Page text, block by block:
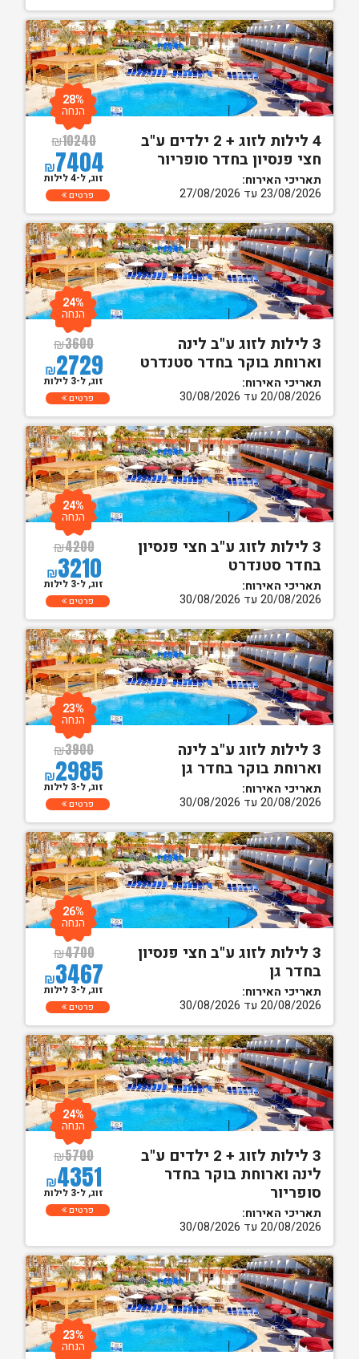
4 לילות לזוג + 2 ילדים ע"ב
חצי פנסיון בחדר סופריור
תאריכי האירוח:
23/08/2026 עד 27/08/2026
₪10240
₪7404
28%
הנחה
זוג, ל-4 לילות
פרטים
3 לילות לזוג ע"ב לינה
וארוחת בוקר בחדר סטנדרט
תאריכי האירוח:
20/08/2026 עד 30/08/2026
₪3600
₪2729
24%
הנחה
זוג, ל-3 לילות
פרטים
3 לילות לזוג ע"ב חצי פנסיון
בחדר סטנדרט
תאריכי האירוח:
20/08/2026 עד 30/08/2026
₪4200
₪3210
24%
הנחה
זוג, ל-3 לילות
פרטים
3 לילות לזוג ע"ב לינה
וארוחת בוקר בחדר גן
תאריכי האירוח:
20/08/2026 עד 30/08/2026
₪3900
₪2985
23%
הנחה
זוג, ל-3 לילות
פרטים
3 לילות לזוג ע"ב חצי פנסיון
בחדר גן
תאריכי האירוח:
20/08/2026 עד 30/08/2026
₪4700
₪3467
26%
הנחה
זוג, ל-3 לילות
פרטים
3 לילות לזוג + 2 ילדים ע"ב
לינה וארוחת בוקר בחדר
סופריור
תאריכי האירוח:
20/08/2026 עד 30/08/2026
₪5700
₪4351
24%
הנחה
זוג, ל-3 לילות
פרטים
23%
הנחה